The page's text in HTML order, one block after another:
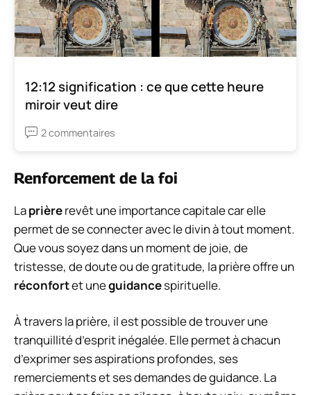
12:12 signification : ce que cette heure
miroir veut dire
2 commentaires
Renforcement de la foi
Laprièrerevêt une importance capitale car elle
permet de se connecter avec le divin à tout moment.
Que vous soyez dans un moment de joie, de
tristesse, de doute ou de gratitude, la prière offre un
réconfortet uneguidancespirituelle.
À travers la prière, il est possible de trouver une
tranquillité d’esprit inégalée. Elle permet à chacun
d’exprimer ses aspirations profondes, ses
remerciements et ses demandes de guidance. La